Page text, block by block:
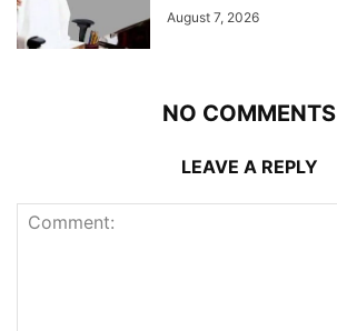
August 7, 2026
NO COMMENTS
LEAVE A REPLY